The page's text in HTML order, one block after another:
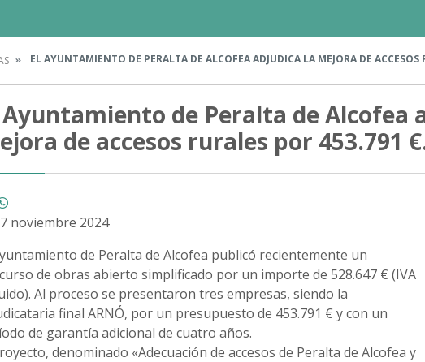
EL AYUNTAMIENTO DE PERALTA DE ALCOFEA ADJUDICA LA MEJORA DE
Ayuntamiento de Peralta de Alcofea
de accesos rurales por 453.791
noviembre 2024
de Peralta de Alcofea publicó recientemente un
de obras abierto simplificado por un importe de 528.647 € (IVA
Al proceso se presentaron tres empresas, siendo la
final ARNÓ, por un presupuesto de 453.791 € y con un
de garantía adicional de cuatro años.
denominado «Adecuación de accesos de Peralta de Alcofea y